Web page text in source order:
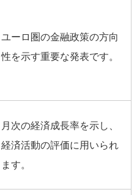
ユーロ圏の金融政策の方向
性を示す重要な発表です。
月次の経済成長率を示し、
経済活動の評価に用いられ
ます。